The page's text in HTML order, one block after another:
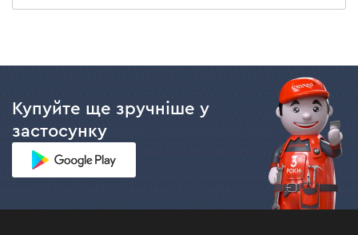
Купуйте ще зручніше у
застосунку